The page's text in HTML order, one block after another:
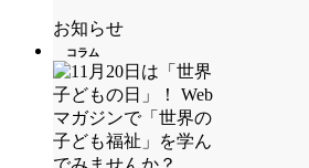
お知らせ
コラム